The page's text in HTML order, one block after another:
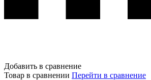
Добавить в сравнение
Товар в сравнении Перейти в сравнение